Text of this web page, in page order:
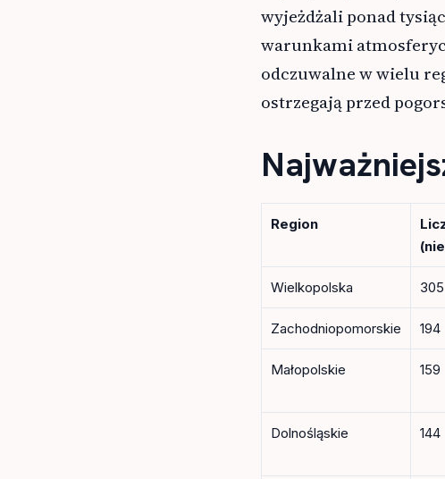
wyjeżdżali ponad
warunkami
odczuwalne w wielu
ostrzegają przed
Region
Wielkopolska 305
Zachodniopomorskie 194
Małopolskie 159
Dolnośląskie 144